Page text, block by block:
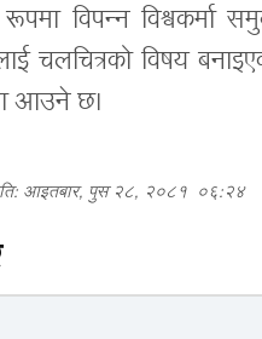
विपन्न विश्वकर्मा
चलचित्रको विषय
आउने छ।
आइतबार, पुस २८, २०८१ ०६:२४